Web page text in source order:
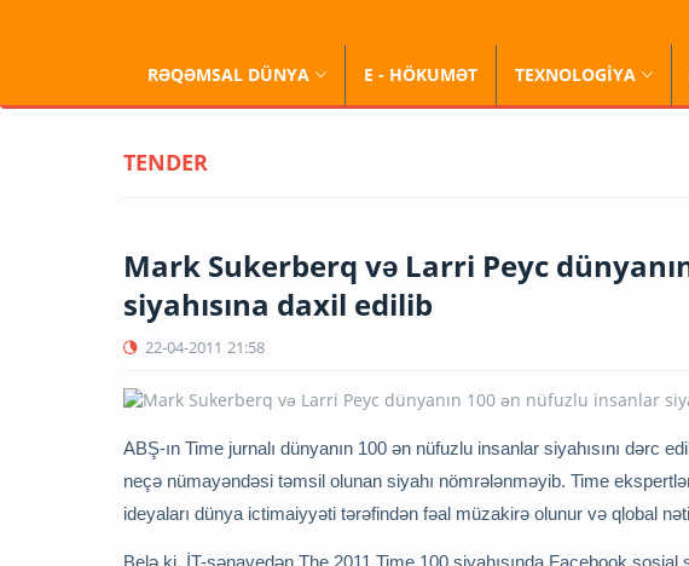
RƏQƏMSAL DÜNYA E - HÖKUMƏT TEXNOLOGİYA
TENDER
Mark Sukerberq və Larri Peyc
siyahısına daxil edilib
22-04-2011 21:58
ABŞ-ın Time jurnalı dünyanın 100 ən nüfuzlu insanlar siyahısını dərc
neçə nümayəndəsi təmsil olunan siyahı nömrələnməyib. Time
ideyaları dünya ictimaiyyəti tərəfindən fəal müzakirə olunur və qlobal